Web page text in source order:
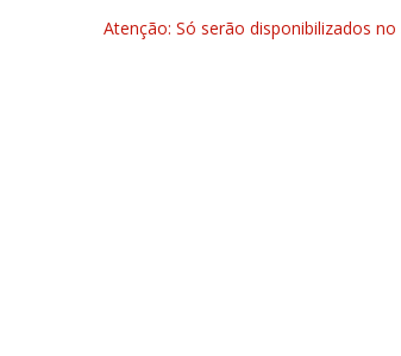
Atenção: Só serão disponibilizados